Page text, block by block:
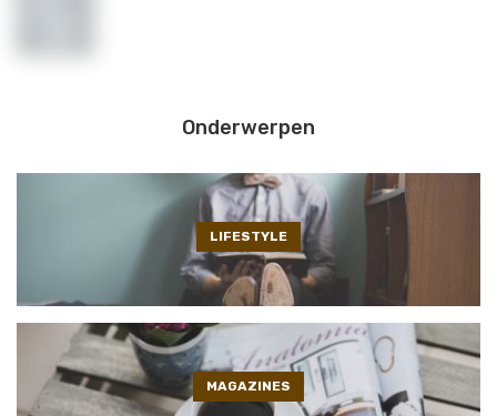
Onderwerpen
LIFESTYLE
MAGAZINES